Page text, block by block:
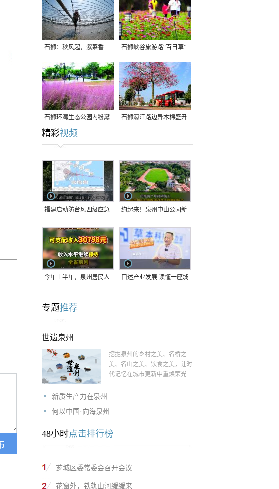
石狮：秋风起，紫菜香 石狮峡谷旅游路“百日草”
争相斗艳
石狮环湾生态公园内粉黛
乱子草盛放
石狮濠江路边异木棉盛开
精彩视频
福建启动防台风四级应急
9日在长江口至福建北部
一带沿海登陆
约起来！泉州中山公园新
今年上半年，泉州居民人 口述产业发展 读懂一座城
专题推荐
世遗泉州
挖掘泉州的乡村之美、名桥之
美、名山之美、饮食之美，让时
代记忆在城市更新中重焕荣光
新质生产力在泉州
何以中国·向海泉州
48小时点击排行榜
芗城区委常委会召开会议
花窗外，铁轨山河缓缓来